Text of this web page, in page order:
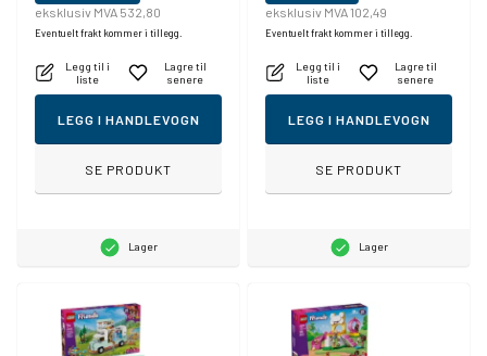
eksklusiv MVA 532,80
Eventuelt frakt kommer i tillegg.
Legg til i
liste
Lagre til
senere
LEGG I HANDLEVOGN
SE PRODUKT
Lager
eksklusiv MVA 102,49
Eventuelt frakt kommer i tillegg.
Legg til i
liste
Lagre til
senere
LEGG I HANDLEVOGN
SE PRODUKT
Lager